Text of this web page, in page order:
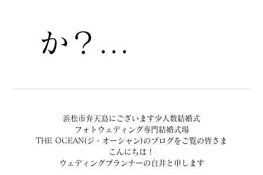
か？...
浜松市弁天島にございます少人数結婚式
フォトウェディング専門結婚式場
THE OCEAN(ジ・オーシャン)のブログをご覧の皆さま
こんにちは！
ウェディングプランナーの白井と申します